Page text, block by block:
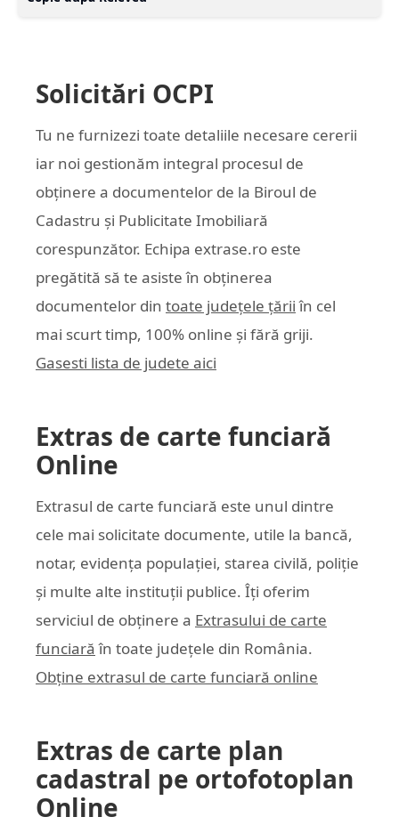
Solicitări OCPI
Tu ne furnizezi toate detaliile necesare cererii
iar noi gestionăm integral procesul de
obținere a documentelor de la Biroul de
Cadastru și Publicitate Imobiliară
corespunzător. Echipa extrase.ro este
pregătită să te asiste în obținerea
documentelor din toate județele țării în cel
mai scurt timp, 100% online și fără griji.
Gasesti lista de judete aici
Extras de carte funciară
Online
Extrasul de carte funciară este unul dintre
cele mai solicitate documente, utile la bancă,
notar, evidența populației, starea civilă, poliție
și multe alte instituții publice. Îți oferim
serviciul de obținere a Extrasului de carte
funciară în toate județele din România.
Obține extrasul de carte funciară online
Extras de carte plan
cadastral pe ortofotoplan
Online